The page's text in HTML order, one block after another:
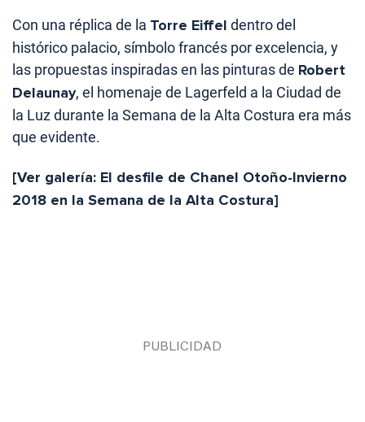
Con una réplica de la Torre Eiffel dentro del
histórico palacio, símbolo francés por excelencia, y
las propuestas inspiradas en las pinturas de Robert
Delaunay, el homenaje de Lagerfeld a la Ciudad de
la Luz durante la Semana de la Alta Costura era más
que evidente.
[Ver galería: El desfile de Chanel Otoño-Invierno
2018 en la Semana de la Alta Costura]